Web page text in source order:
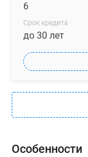
6
Срок кредита
до 30 лет
Особенности